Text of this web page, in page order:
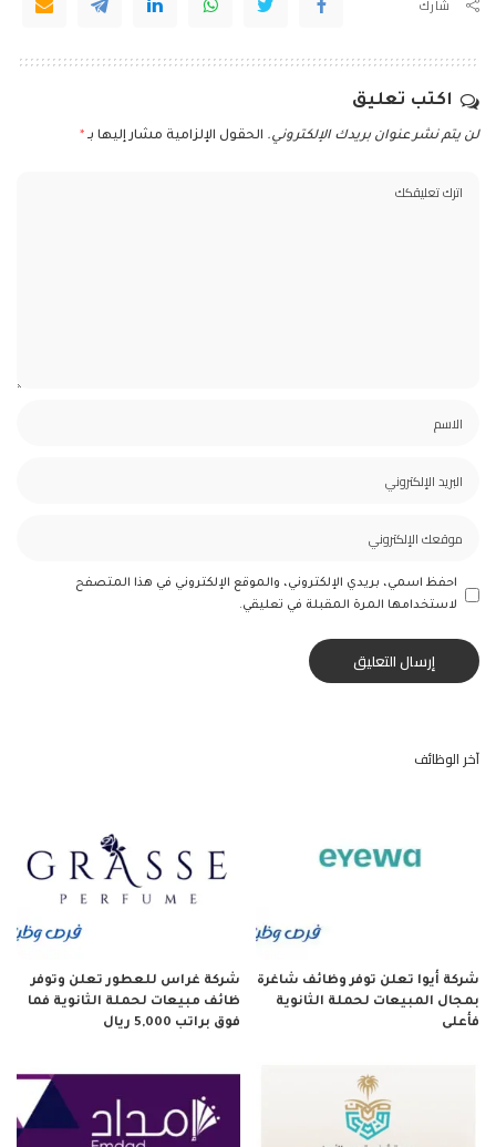
شارك
اكتب تعليق
لن يتم نشر عنوان بريدك الإلكتروني. الحقول الإلزامية مشار إليها بـ *
احفظ اسمي، بريدي الإلكتروني، والموقع الإلكتروني في هذا المتصفح
لاستخدامها المرة المقبلة في تعليقي.
آخر الوظائف
شركة أيوا تعلن توفر وظائف شاغرة
بمجال المبيعات لحملة الثانوية
فأعلى
شركة غراس للعطور تعلن وتوفر
ظائف مبيعات لحملة الثانوية فما
فوق براتب 5,000 ريال